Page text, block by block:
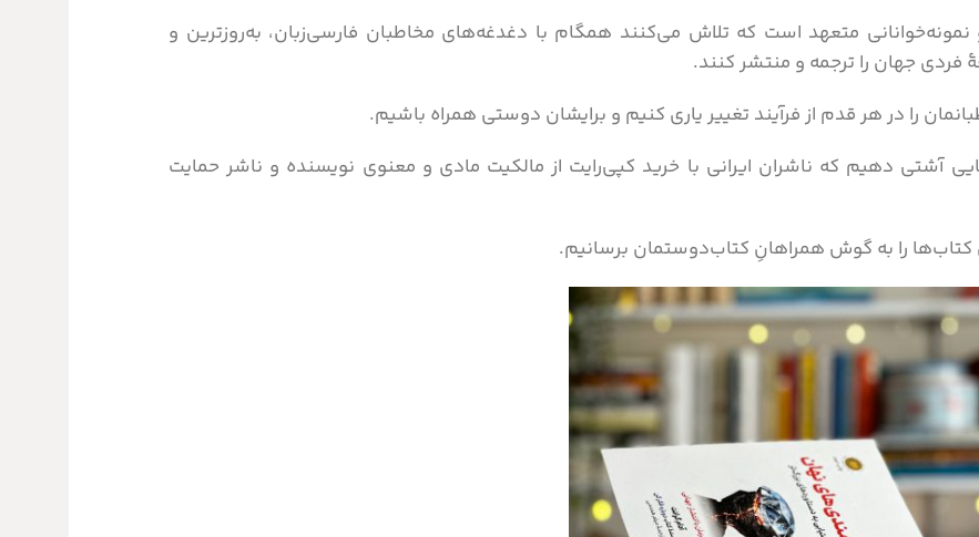
متعهد است که تلاش می‌کنند همگام با دغدغه‌های مخاطبان فارسی‌زبان، به‌روزترین و
جهان را ترجمه و منتشر کنند.
را در هر قدم از فرآیند تغییر یاری کنیم و برایشان دوستی همراه باشیم.
آشتی دهیم که ناشران ایرانی با خرید کپی‌رایت از مالکیت مادی و معنوی نویسنده و ناشر حمایت
کتاب‌ها را به گوش همراهانِ کتاب‌دوستمان برسانیم.